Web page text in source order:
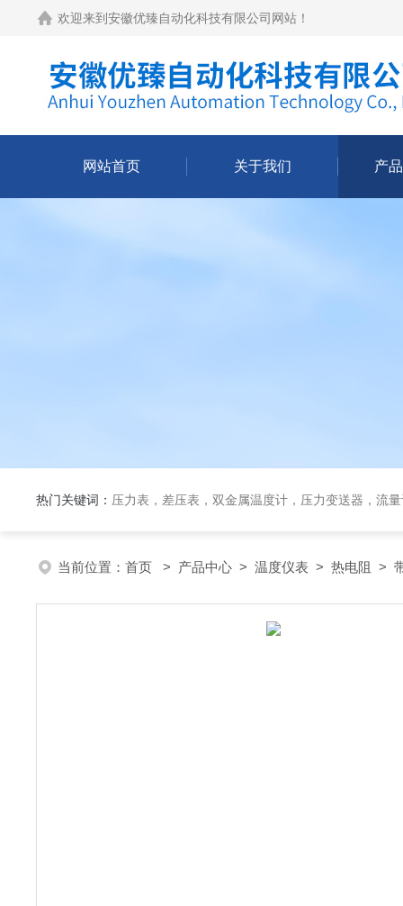
欢迎来到 安徽优臻自动化科技有限公司网站 ！
网站首页 关于我们 产
热门关键词： 压力表，差压表，双金属温度计，压力变送器，流
当前位置： 首页 > 产品中心 > 温度仪表 > 热电阻 >